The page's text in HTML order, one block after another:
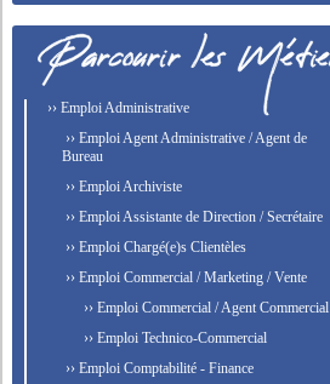
›› Emploi Administrative
›› Emploi Agent Administrative / Agent de
Bureau
›› Emploi Archiviste
›› Emploi Assistante de Direction / Secrétaire
›› Emploi Chargé(e)s Clientèles
›› Emploi Commercial / Marketing / Vente
›› Emploi Commercial / Agent Commercial
›› Emploi Technico-Commercial
›› Emploi Comptabilité - Finance